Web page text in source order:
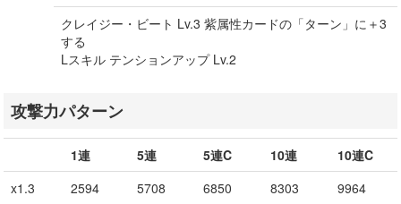
クレイジー・ビート Lv.3 紫属性カードの「ターン」に＋3
する
Lスキル テンションアップ Lv.2
攻撃力パターン
1連 5連 5連C 10連
10連C
x1.3
2594 5708 6850 8303 9964